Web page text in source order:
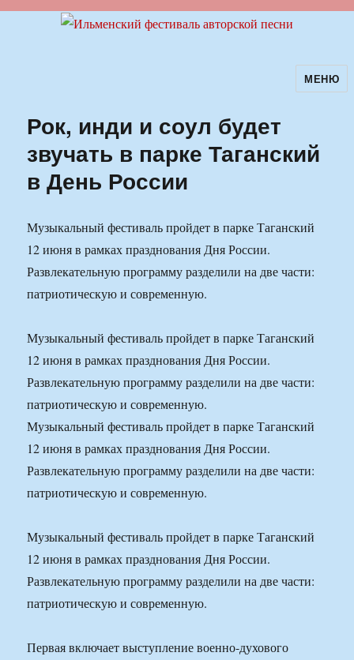
Ильменский фестиваль авторскойМЕНЮ
Рок, инди и соул будет
звучать в парке Таганский
в День России
Музыкальный фестиваль пройдет в парке Таганский
12 июня в рамках празднования Дня России.
Развлекательную программу разделили на две части:
патриотическую и современную.
Музыкальный фестиваль пройдет в парке Таганский
12 июня в рамках празднования Дня России.
Развлекательную программу разделили на две части:
патриотическую и современную.
Музыкальный фестиваль пройдет в парке Таганский
12 июня в рамках празднования Дня России.
Развлекательную программу разделили на две части:
патриотическую и современную.
Музыкальный фестиваль пройдет в парке Таганский
12 июня в рамках празднования Дня России.
Развлекательную программу разделили на две части:
патриотическую и современную.
Первая включает выступление военно-духового